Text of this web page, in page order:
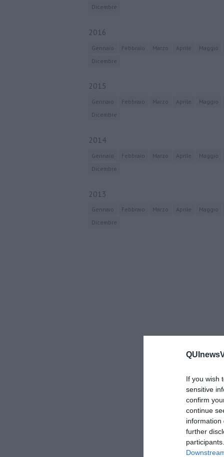
If you wish
sensitive
confirm
continue
information
further
Dicembre
2016
Gennaio Febbraio Marzo Aprile Maggio
Dicembre
2015
Gennaio Febbraio Marzo Aprile Maggio
Dicembre
2014
Gennaio Febbraio Marzo Aprile Maggio
Dicembre
2013
Gennaio Febbraio Marzo Aprile Maggio
Dicembre